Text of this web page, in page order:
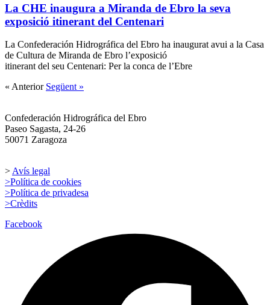
La CHE inaugura a Miranda de Ebro la seva
exposició itinerant del Centenari
La Confederación Hidrográfica del Ebro ha inaugurat avui a la Casa
de Cultura de Miranda de Ebro l’exposició
itinerant del seu Centenari: Per la conca de l’Ebre
« Anterior Següent »
Confederación Hidrográfica del Ebro
Paseo Sagasta, 24-26
50071 Zaragoza
> Avís legal
>Política de cookies
>Política de privadesa
>Crèdits
Facebook